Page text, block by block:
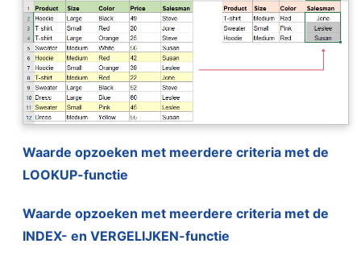
Waarde opzoeken met meerdere criteria met de
LOOKUP-functie
Waarde opzoeken met meerdere criteria met de
INDEX- en VERGELIJKEN-functie